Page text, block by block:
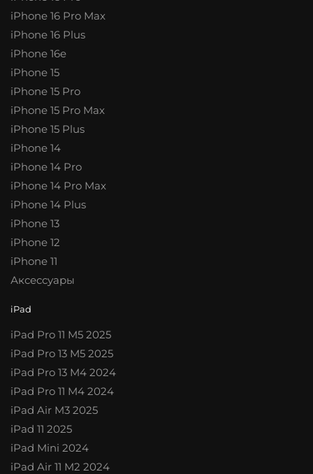
iPhone 16 Pro Max
iPhone 16 Plus
iPhone 16e
iPhone 15
iPhone 15 Pro
iPhone 15 Pro Max
iPhone 15 Plus
iPhone 14
iPhone 14 Pro
iPhone 14 Pro Max
iPhone 14 Plus
iPhone 13
iPhone 12
iPhone 11
Аксессуары
iPad
iPad Pro 11 M5 2025
iPad Pro 13 M5 2025
iPad Pro 13 M4 2024
iPad Pro 11 M4 2024
iPad Air M3 2025
iPad 11 2025
iPad Mini 2024
iPad Air 11 M2 2024